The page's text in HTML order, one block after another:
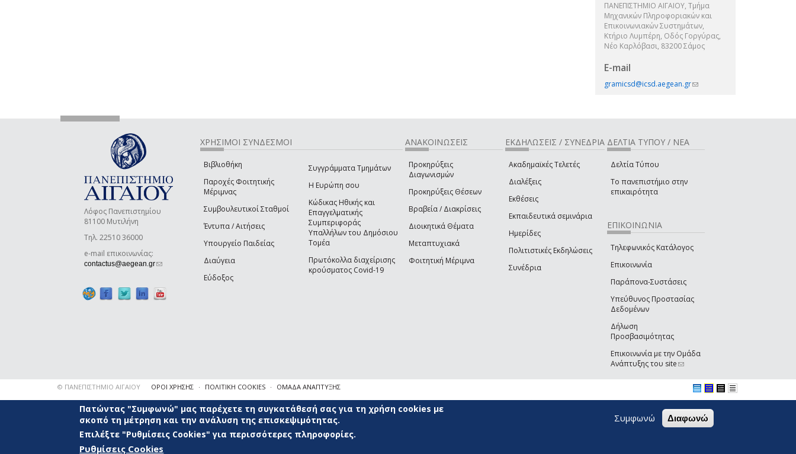
ΠΑΝΕΠΙΣΤΗΜΙΟ ΑΙΓΑΙΟΥ, Τμήμα
Μηχανικών Πληροφοριακών και
Επικοινωνιακών Συστημάτων,
Κτήριο Λυμπέρη, Οδός Γοργύρας,
Νέο Καρλόβασι, 83200 Σάμος
E-mail
gramicsd@icsd.aegean.gr(link sends e-
Λόφος Πανεπιστημίου
81100 Μυτιλήνη
Τηλ. 22510 36000
e-mail επικοινωνίας:
contactus@aegean.gr(link sends e-mail)
ΧΡΗΣΙΜΟΙ ΣΥΝΔΕΣΜΟΙ
Βιβλιοθήκη
Παροχές Φοιτητικής
Μέριμνας
Συμβουλευτικοί Σταθμοί
Έντυπα / Αιτήσεις
Υπουργείο Παιδείας
Διαύγεια
Εύδοξος
Συγγράμματα Τμημάτων
Η Ευρώπη σου
Κώδικας Ηθικής και
Επαγγελματικής
Συμπεριφοράς
Υπαλλήλων του Δημόσιου
Τομέα
Πρωτόκολλα διαχείρισης
κρούσματος Covid-19
ΑΝΑΚΟΙΝΩΣΕΙΣ
Προκηρύξεις
Διαγωνισμών
Προκηρύξεις Θέσεων
Βραβεία / Διακρίσεις
Διοικητικά Θέματα
Μεταπτυχιακά
Φοιτητική Μέριμνα
ΕΚΔΗΛΩΣΕΙΣ / ΣΥΝΕΔΡΙΑ
Ακαδημαϊκές Τελετές
Διαλέξεις
Εκθέσεις
Εκπαιδευτικά σεμινάρια
Ημερίδες
Πολιτιστικές Εκδηλώσεις
Συνέδρια
ΔΕΛΤΙΑ ΤΥΠΟΥ / ΝΕΑ
Δελτία Τύπου
Το πανεπιστήμιο στην
επικαιρότητα
ΕΠΙΚΟΙΝΩΝΙΑ
Τηλεφωνικός Κατάλογος
Επικοινωνία
Παράπονα-Συστάσεις
Υπεύθυνος Προστασίας
Δεδομένων
Δήλωση
Προσβασιμότητας
Επικοινωνία με την Ομάδα
Ανάπτυξης του site(link sends e-mail)
© ΠΑΝΕΠΙΣΤΗΜΙΟ ΑΙΓΑΙΟΥ ΟΡΟΙ ΧΡΗΣΗΣ ΠΟΛΙΤΙΚΗ COOKIES ΟΜΑΔΑ ΑΝΑΠΤΥΞΗΣ
Πατώντας "Συμφωνώ" μας παρέχετε τη συγκατάθεσή σας για τη χρήση cookies με
σκοπό τη μέτρηση και την ανάλυση της επισκεψιμότητας.
Επιλέξτε "Ρυθμίσεις Cookies" για περισσότερες πληροφορίες.
Ρυθμίσεις Cookies
Συμφωνώ Διαφωνώ